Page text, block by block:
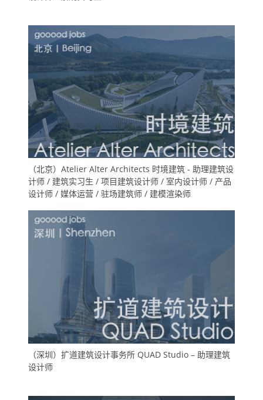
（北京）Atelier Alter Architects 时境建筑 - 助理建筑设
计师 / 建筑实习生 / 项目建筑设计师 / 室内设计师 / 产品
设计师 / 媒体运营 / 驻场建筑师 / 建模渲染师
（深圳）扩道建筑设计事务所 QUAD Studio – 助理建筑
设计师